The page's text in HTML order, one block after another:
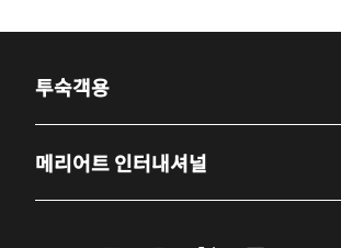
투숙객용
메리어트 인터내셔널